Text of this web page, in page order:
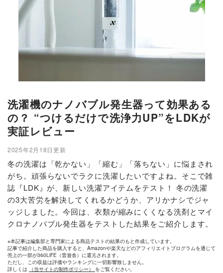
洗濯機のナノバブル発生器って効果ある
の？ “つけるだけで洗浄力UP”をLDKが
実証レビュー
2025年2月18日更新
冬の洗濯は「乾かない」「縮む」「落ちない」に悩まされ
がち。頑張らないでラクに洗濯したいですよね。そこで雑
誌『LDK』が、新しい洗濯アイテムをテスト！ 冬の洗濯
の3大苦労を解決してくれるかどうか、アリかナシでジャ
ッジしました。今回は、衣類が縮みにくくなる洗剤とマイ
クロナノバブル発生器をテストした結果をご紹介します。
※本記事は編集部と専門家による商品テストの結果のもと作成しています。
記事で紹介した商品を購入すると、Amazonや楽天などのアフィリエイトプログラムを通じて
売上の一部が360LiFE（晋遊舎）に還元されます。
ただし、この収益は評価やランキングに一切影響致しません。
詳しくは
（当サイトの制作ポリシー） をご覧ください。